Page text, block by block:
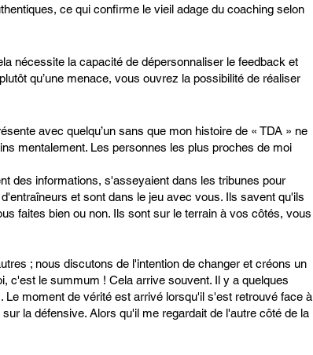
ce qui confirme le vieil adage du coaching selon
nécessite la capacité de dépersonnaliser le feedback et
qu’une menace, vous ouvrez la possibilité de réaliser
avec quelqu’un sans que mon histoire de « TDA » ne
mentalement. Les personnes les plus proches de moi
des informations, s'asseyaient dans les tribunes pour
et sont dans le jeu avec vous. Ils savent qu'ils
faites bien ou non. Ils sont sur le terrain à vos côtés, vous
; nous discutons de l'intention de changer et créons un
c'est le summum ! Cela arrive souvent. Il y a quelques
moment de vérité est arrivé lorsqu'il s'est retrouvé face à
la défensive. Alors qu'il me regardait de l'autre côté de la